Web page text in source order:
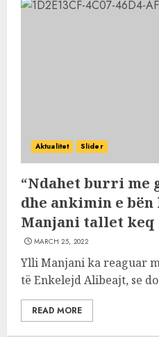
Aktualitet Slider
“Ndahet burri me
dhe ankimin e bën
Manjani tallet keq
MARCH 25, 2022
Ylli Manjani ka reaguar
të Enkelejd Alibeajt, se
READ MORE